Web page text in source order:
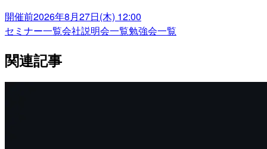
開催前2026年8月27日(木) 12:00
セミナー一覧会社説明会一覧勉強会一覧
関連記事